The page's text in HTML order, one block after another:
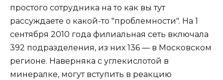
простого сотрудника на то как вы тут
рассуждаете о какой-то "проблемности". На 1
сентября 2010 года филиальная сеть включала
392 подразделения, из них 136 — в Московском
регионе. Наверняка с углекислотой в
минералке, могут вступить в реакцию